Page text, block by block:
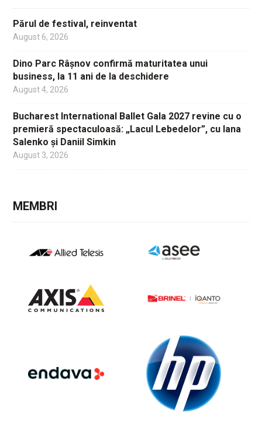
Părul de festival, reinventat
August 6, 2026
Dino Parc Râșnov confirmă maturitatea unui
business, la 11 ani de la deschidere
August 4, 2026
Bucharest International Ballet Gala 2027 revine cu o
premieră spectaculoasă: „Lacul Lebedelor”, cu Iana
Salenko și Daniil Simkin
August 3, 2026
MEMBRI